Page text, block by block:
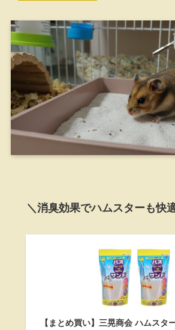
＼消臭効果でハムスターも快
【まとめ買い】三晃商会 ハムスタ